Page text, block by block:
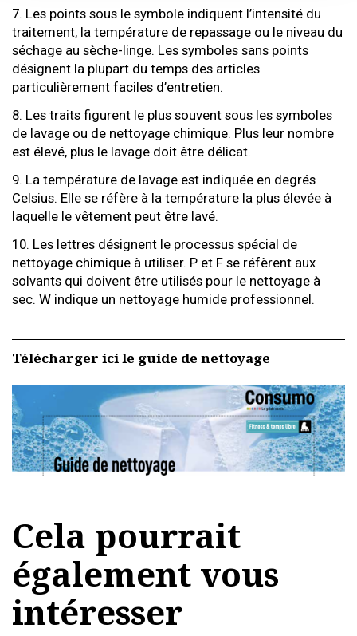
7. Les points sous le symbole indiquent l’intensité du
traitement, la température de repassage ou le niveau du
séchage au sèche-linge. Les symboles sans points
désignent la plupart du temps des articles
particulièrement faciles d’entretien.
8. Les traits figurent le plus souvent sous les symboles
de lavage ou de nettoyage chimique. Plus leur nombre
est élevé, plus le lavage doit être délicat.
9. La température de lavage est indiquée en degrés
Celsius. Elle se réfère à la température la plus élevée à
laquelle le vêtement peut être lavé.
10. Les lettres désignent le processus spécial de
nettoyage chimique à utiliser. P et F se réfèrent aux
solvants qui doivent être utilisés pour le nettoyage à
sec. W indique un nettoyage humide professionnel.
Télécharger ici le guide de nettoyage
Cela pourrait
également vous
intéresser